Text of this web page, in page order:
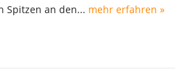
Spitzen an den... mehr erfahren »